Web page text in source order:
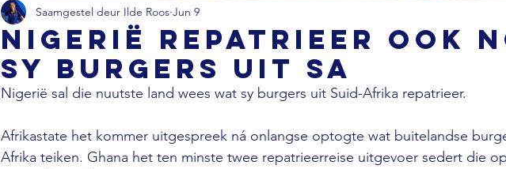
Nigerië repatrieer ook
sy burgers uit SA
Saamgestel deur Ilde Roos Jun 9
Nigerië sal die nuutste land wees wat sy burgers uit Suid-Afrika repatrieer.
Afrikastate het kommer uitgespreek ná onlangse optogte wat buitelandse
Afrika teiken. Ghana het ten minste twee repatrieerreise uitgevoer sedert die